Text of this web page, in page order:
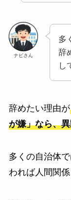
ナビさん
多
辞
し
辞めたい理由が
が嫌」なら、
多くの自治体
われば人間関